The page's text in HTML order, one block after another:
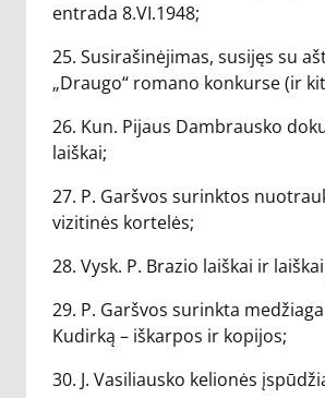
entrada 8.VI.1948;
25. Susirašinėjimas, susijęs su
„Draugo“ romano konkurse (ir
26. Kun. Pijaus Dambrausko
laiškai;
27. P. Garšvos surinktos
vizitinės kortelės;
28. Vysk. P. Brazio laiškai ir
29. P. Garšvos surinkta
Kudirką – iškarpos ir kopijos;
30. J. Vasiliausko kelionės